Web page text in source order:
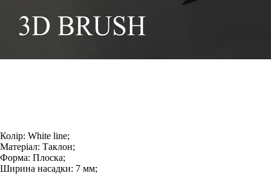
Колір: White line;
Матеріал: Таклон;
Форма: Плоска;
Ширина насадки: 7 мм;